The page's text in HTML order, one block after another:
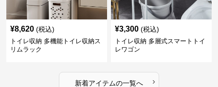
¥8,620 (税込)
トイレ収納 多機能トイレ収納ス
リムラック
¥3,300 (税込)
トイレ収納 多層式スマートトイ
レワゴン
新着アイテムの一覧へ ›